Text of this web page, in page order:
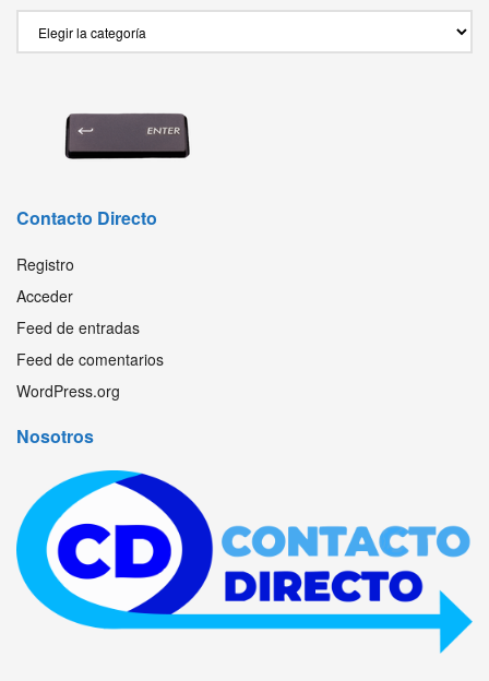
Contacto Directo
Registro
Acceder
Feed de entradas
Feed de comentarios
WordPress.org
Nosotros